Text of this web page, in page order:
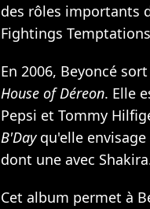
des rôles importants
Fightings
En 2006, Beyoncé
House of Déreon. Elle
Pepsi et Tommy
B'Dayqu'elle envisage
dont une avec Shakira
Cet album permet à